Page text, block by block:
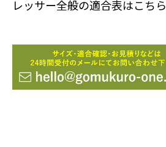
レッサー全般の適合表はこちら